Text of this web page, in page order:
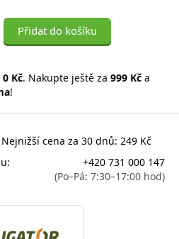
Přidat do košíku
0 Kč. Nakupte ještě za 999 Kč a
!
Nejnižší cena za 30 dnů: 249 Kč
+420 731 000 147
(Po–Pá: 7:30–17:00 hod)